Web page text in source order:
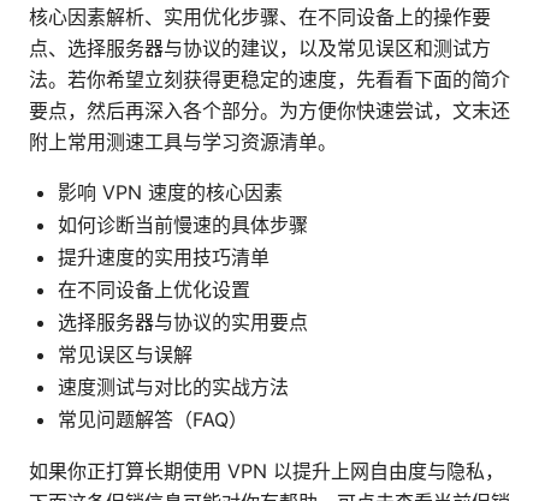
核心因素解析、实用优化步骤、在不同设备上的操作要
点、选择服务器与协议的建议，以及常见误区和测试方
法。若你希望立刻获得更稳定的速度，先看看下面的简介
要点，然后再深入各个部分。为方便你快速尝试，文末还
附上常用测速工具与学习资源清单。
影响 VPN 速度的核心因素
如何诊断当前慢速的具体步骤
提升速度的实用技巧清单
在不同设备上优化设置
选择服务器与协议的实用要点
常见误区与误解
速度测试与对比的实战方法
常见问题解答（FAQ）
如果你正打算长期使用 VPN 以提升上网自由度与隐私，